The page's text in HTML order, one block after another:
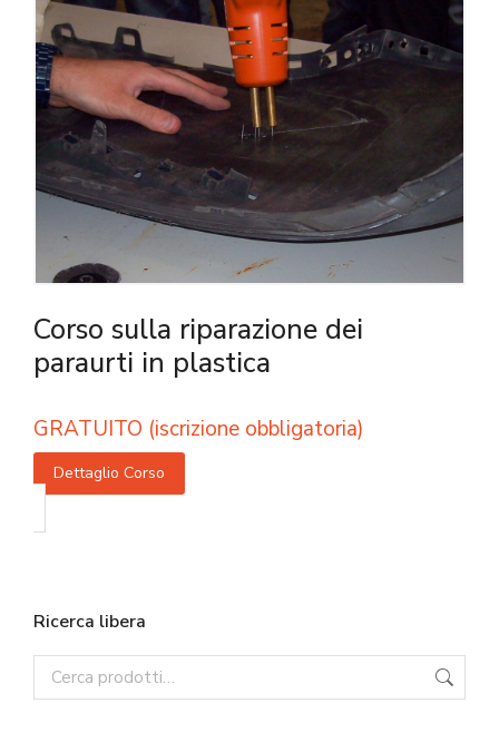
Corso sulla riparazione dei
paraurti in plastica
GRATUITO (iscrizione obbligatoria)
Dettaglio Corso
Ricerca libera